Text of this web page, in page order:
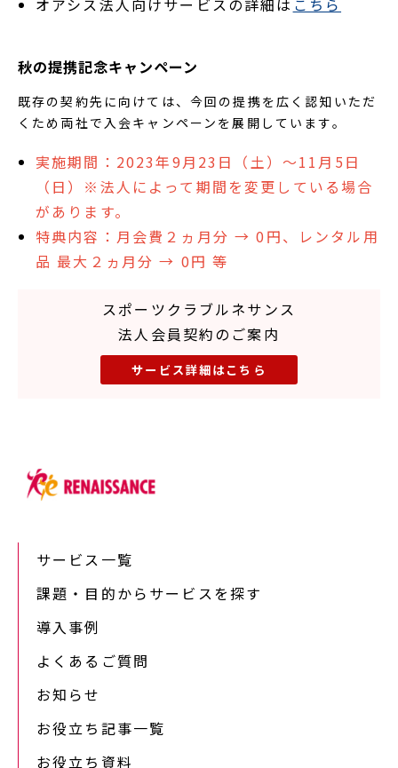
秋の提携記念キャンペーン
既存の契約先に向けては、今回の提携を広く認知いただ
くため両社で入会キャンペーンを展開しています。
実施期間：2023年9月23日（土）～11月5日
（日）※法人によって期間を変更している場合
があります。
特典内容：月会費２ヵ月分 → 0円、​​​​レンタル用
品 最大２ヵ月分 → 0円 等
スポーツクラブルネサンス
法人会員契約のご案内
サービス詳細はこちら
サービス一覧
課題・目的からサービスを探す
導入事例
よくあるご質問
お知らせ
お役立ち記事一覧
お役立ち資料